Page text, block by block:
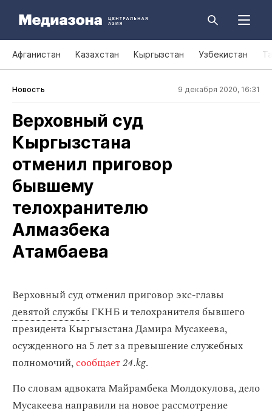
Афганистан Казахстан Кыргызстан Узбекистан
Новость 9 декабря 2020, 16:31
Верховный суд
Кыргызстана
отменил приговор
бывшему
телохранителю
Алмазбека
Атамбаева
Верховный суд отменил приговор экс-главы
девятой службы ГКНБ и телохранителя бывшего
президента Кыргызстана Дамира Мусакеева,
осужденного на 5 лет за превышение служебных
полномочий,сообщает24.kg.
По словам адвоката Майрамбека Молдокулова, дело
Мусакеева направили на новое рассмотрение